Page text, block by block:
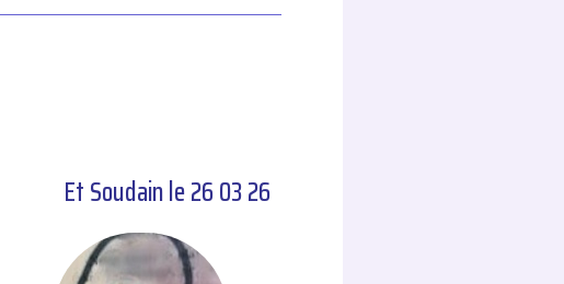
Et Soudain le 26 03 26